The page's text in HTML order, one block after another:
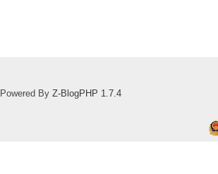
Powered By Z-BlogPHP 1.7.4